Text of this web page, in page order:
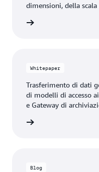
dimensioni, della
Whitepaper
Trasferimento di dati
di modelli di accesso
e Gateway di
Blog